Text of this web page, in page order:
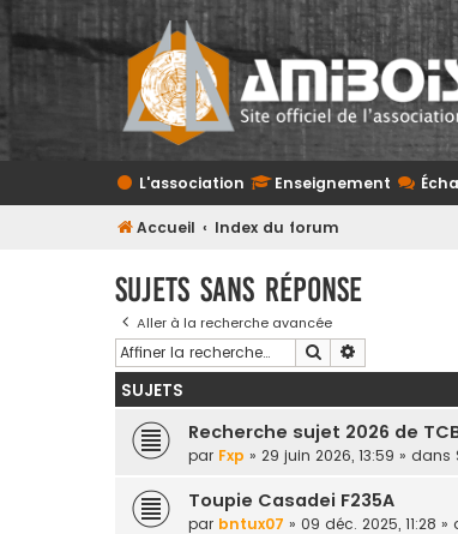
L'association Enseignement
Accueil Index du forum
Sujets sans réponse
Aller à la recherche avancée
Rechercher
SUJETS
Recherche sujet 2026 de
par Fxp » 29 juin 2026, 13:59 » dans
Toupie Casadei F235A
par bntux07 » 09 déc. 2025, 11:28 »